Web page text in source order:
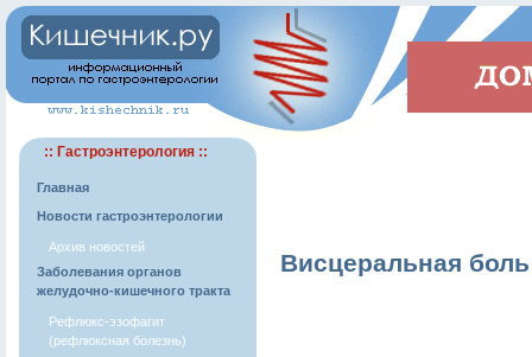
:: Гастроэнтерология ::
Главная
Новости гастроэнтерологии
Архив новостей
Заболевания органов
желудочно-кишечного тракта
Рефлюкс-эзофагит
(рефлюксная болезнь)
Висцеральная